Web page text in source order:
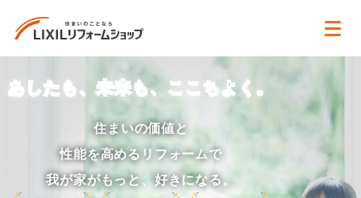
あしたも、未来も、ここちよく。
住まいの価値と
性能を高めるリフォームで
我が家がもっと、好きになる。